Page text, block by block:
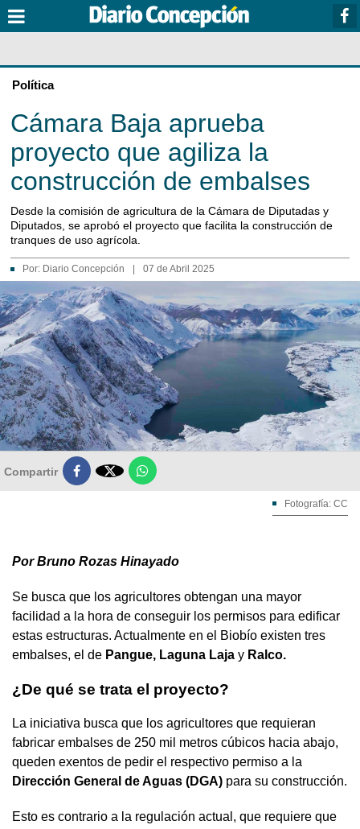
Política
Cámara Baja aprueba
proyecto que agiliza la
construcción de embalses
Desde la comisión de agricultura de la Cámara de Diputadas y
Diputados, se aprobó el proyecto que facilita la construcción de
tranques de uso agrícola.
Por: Diario Concepción 07 de Abril 2025
Compartir 
Fotografía: CC
Por Bruno Rozas Hinayado
Se busca que los agricultores obtengan una mayor
facilidad a la hora de conseguir los permisos para edificar
estas estructuras. Actualmente en el Biobío existen tres
embalses, el de Pangue, Laguna Laja y Ralco.
¿De qué se trata el proyecto?
La iniciativa busca que los agricultores que requieran
fabricar embalses de 250 mil metros cúbicos hacia abajo,
queden exentos de pedir el respectivo permiso a la
Dirección General de Aguas (DGA) para su construcción.
Esto es contrario a la regulación actual, que requiere que